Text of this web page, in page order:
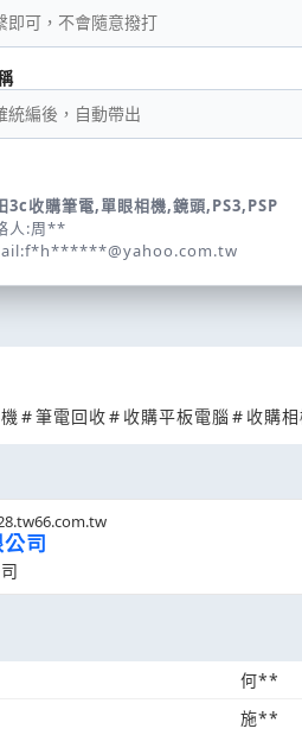
3c收購筆電,單眼相機,鏡頭,PS3,PSP
人:周**
#筆電回收# 收購平板電腦# 收購
司
何**
施**